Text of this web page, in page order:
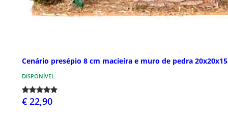
Cenário presépio 8 cm macieira e muro de pedra
DISPONÍVEL
€ 22,90